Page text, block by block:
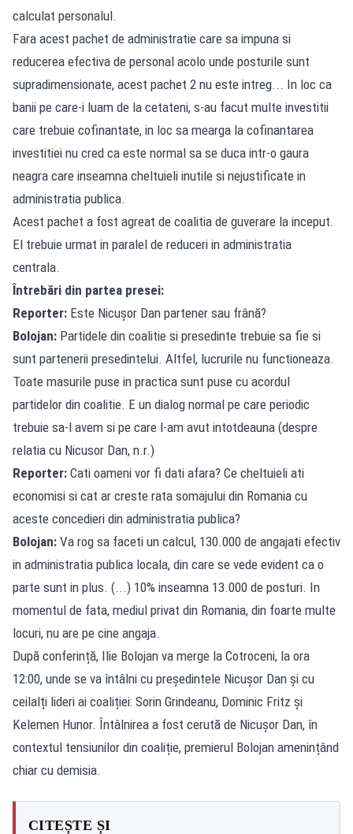
calculat personalul.
Fara acest pachet de administratie care sa impuna si
reducerea efectiva de personal acolo unde posturile sunt
supradimensionate, acest pachet 2 nu este intreg... In loc ca
banii pe care-i luam de la cetateni, s-au facut multe investitii
care trebuie cofinantate, in loc sa mearga la cofinantarea
investitiei nu cred ca este normal sa se duca intr-o gaura
neagra care inseamna cheltuieli inutile si nejustificate in
administratia publica.
Acest pachet a fost agreat de coalitia de guverare la inceput.
El trebuie urmat in paralel de reduceri in administratia
centrala.
Întrebări din partea presei:
Reporter: Este Nicușor Dan partener sau frână?
Bolojan: Partidele din coalitie si presedinte trebuie sa fie si
sunt partenerii presedintelui. Altfel, lucrurile nu functioneaza.
Toate masurile puse in practica sunt puse cu acordul
partidelor din coalitie. E un dialog normal pe care periodic
trebuie sa-l avem si pe care l-am avut intotdeauna (despre
relatia cu Nicusor Dan, n.r.)
Reporter: Cati oameni vor fi dati afara? Ce cheltuieli ati
economisi si cat ar creste rata somajului din Romania cu
aceste concedieri din administratia publica?
Bolojan: Va rog sa faceti un calcul, 130.000 de angajati efectiv
in administratia publica locala, din care se vede evident ca o
parte sunt in plus. (...) 10% inseamna 13.000 de posturi. In
momentul de fata, mediul privat din Romania, din foarte multe
locuri, nu are pe cine angaja.
După conferință, Ilie Bolojan va merge la Cotroceni, la ora
12:00, unde se va întâlni cu președintele Nicușor Dan și cu
ceilalți lideri ai coaliției: Sorin Grindeanu, Dominic Fritz și
Kelemen Hunor. Întâlnirea a fost cerută de Nicușor Dan, în
contextul tensiunilor din coaliție, premierul Bolojan amenințând
chiar cu demisia.
CITEȘTE ȘI